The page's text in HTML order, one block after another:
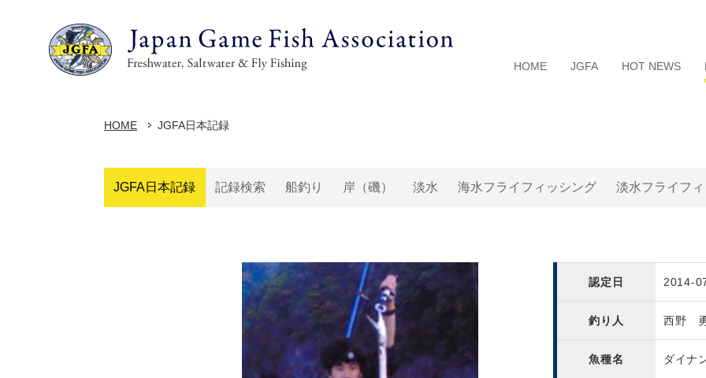
HOME JGFA HOT NEWS
HOME JGFA日本記録
JGFA日本記録 記録検索 船釣り 岸（磯） 淡水 海水フライフィッシング 淡水フライフ
認定日 2014-
釣り人 西野
魚種名 ダイナ